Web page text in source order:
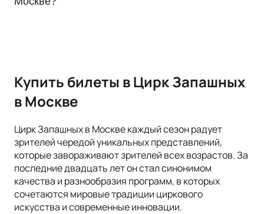
Купить билеты в Цирк Запашных
в Москве
Цирк Запашных в Москве каждый сезон радует
зрителей чередой уникальных представлений,
которые завораживают зрителей всех возрастов. За
последние двадцать лет он стал синонимом
качества и разнообразия программ, в которых
сочетаются мировые традиции циркового
искусства и современные инновации.